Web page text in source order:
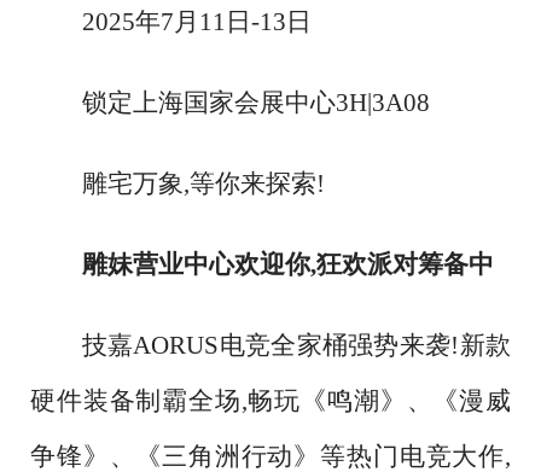
2025年7月11日-13日
锁定上海国家会展中心3H|3A08
雕宅万象,等你来探索!
雕妹营业中心欢迎你,狂欢派对筹备中
技嘉AORUS电竞全家桶强势来袭!新款
硬件装备制霸全场,畅玩《鸣潮》、《漫威
争锋》、《三角洲行动》等热门电竞大作,